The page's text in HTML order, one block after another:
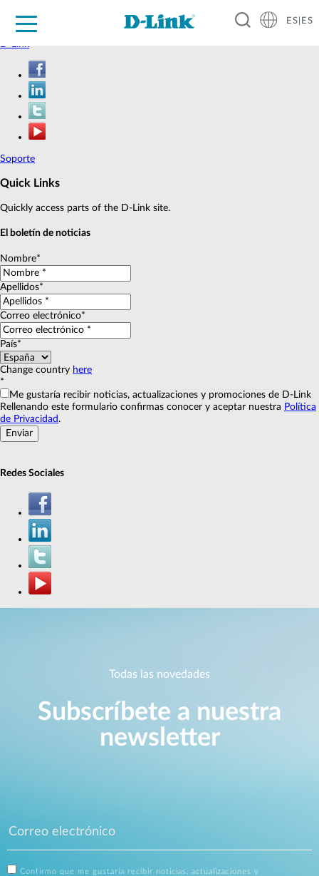
ES|ES
D-Link
Soporte
Quick Links
Quickly access parts of the D-Link site.
El boletín de noticias
Nombre*
Apellidos*
Correo electrónico*
País*
Change country here
*
Me gustaría recibir noticias, actualizaciones y promociones de D-Link
Rellenando este formulario confirmas conocer y aceptar nuestra Política
de Privacidad.
Redes Sociales
Todas las novedades
Subscríbete a nuestra
newsletter
Confirmo que me gustaría recibir noticias, actualizaciones y